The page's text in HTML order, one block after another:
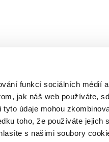
funkcí sociálních médií
jak náš web používáte,
údaje mohou
toho, že používáte jejich
s našimi soubory